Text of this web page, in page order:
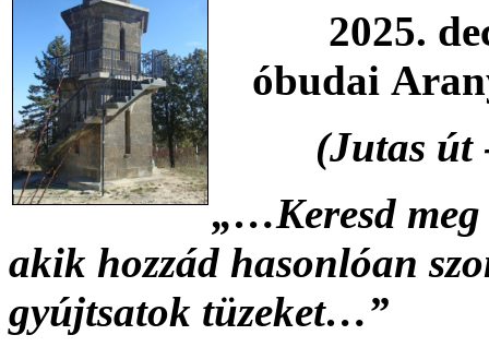
2025.
óbudai
(Jutas út
„…Keresd meg
akik hozzád hasonlóan
gyújtsatok tüzeket…”